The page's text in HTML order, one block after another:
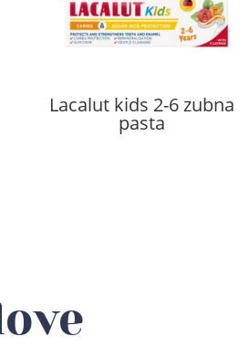
Lacalut kids 2-6 zubna
pasta